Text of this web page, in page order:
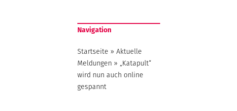
Navigation
Startseite »Aktuelle
Meldungen » „Katapult“
wird nun auch online
gespannt